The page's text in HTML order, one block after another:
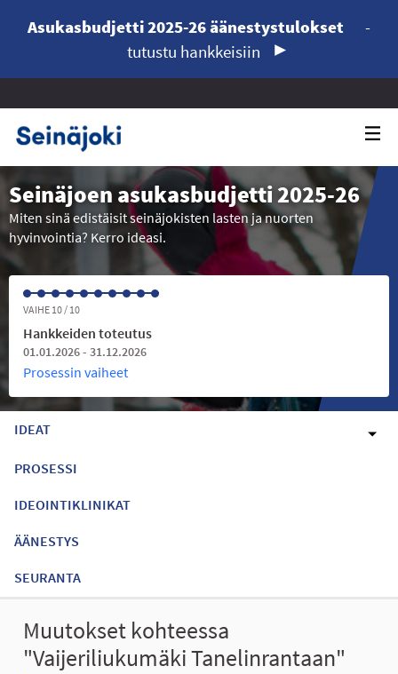
Asukasbudjetti 2025-26 äänestystulokset
-
tutustu hankkeisiin
Seinäjoen asukasbudjetti 2025-26
Miten sinä edistäisit seinäjokisten lasten ja nuorten
hyvinvointia? Kerro ideasi.
VAIHE 10 / 10
Hankkeiden toteutus
01.01.2026 - 31.12.2026
Prosessin vaiheet
IDEAT
PROSESSI
IDEOINTIKLINIKAT
ÄÄNESTYS
SEURANTA
Muutokset kohteessa
"Vaijeriliukumäki Tanelinrantaan"